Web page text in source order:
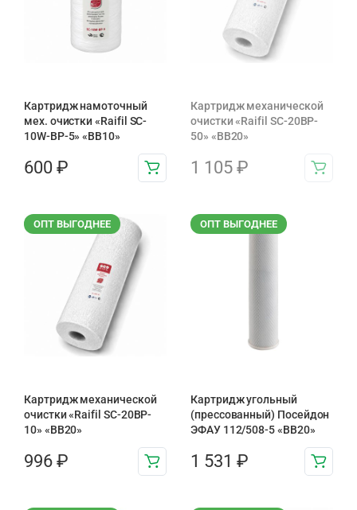
Картридж намоточный
мех. очистки «Raifil SC-
10W-BP-5» «BB10»
600 ₽
Картридж механической
очистки «Raifil SC-20BP-
50» «BB20»
1 105 ₽
ОПТ ВЫГОДНЕЕ
Картридж механической
очистки «Raifil SC-20BP-
10» «BB20»
996 ₽
ОПТ ВЫГОДНЕЕ
Картридж угольный
(прессованный) Посейдон
ЭФАУ 112/508-5 «BB20»
1 531 ₽